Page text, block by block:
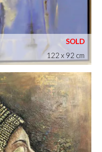
122 x 92 cm